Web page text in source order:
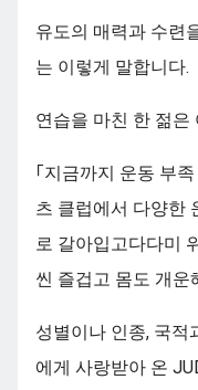
유도의 매력과 수련
는 이렇게 말합니다.
연습을 마친 한 젊은
「지금까지 운동 부
츠 클럽에서 다양한
로 갈아입고다다미
씬 즐겁고 몸도 개운
성별이나 인종, 국적
에게 사랑받아 온